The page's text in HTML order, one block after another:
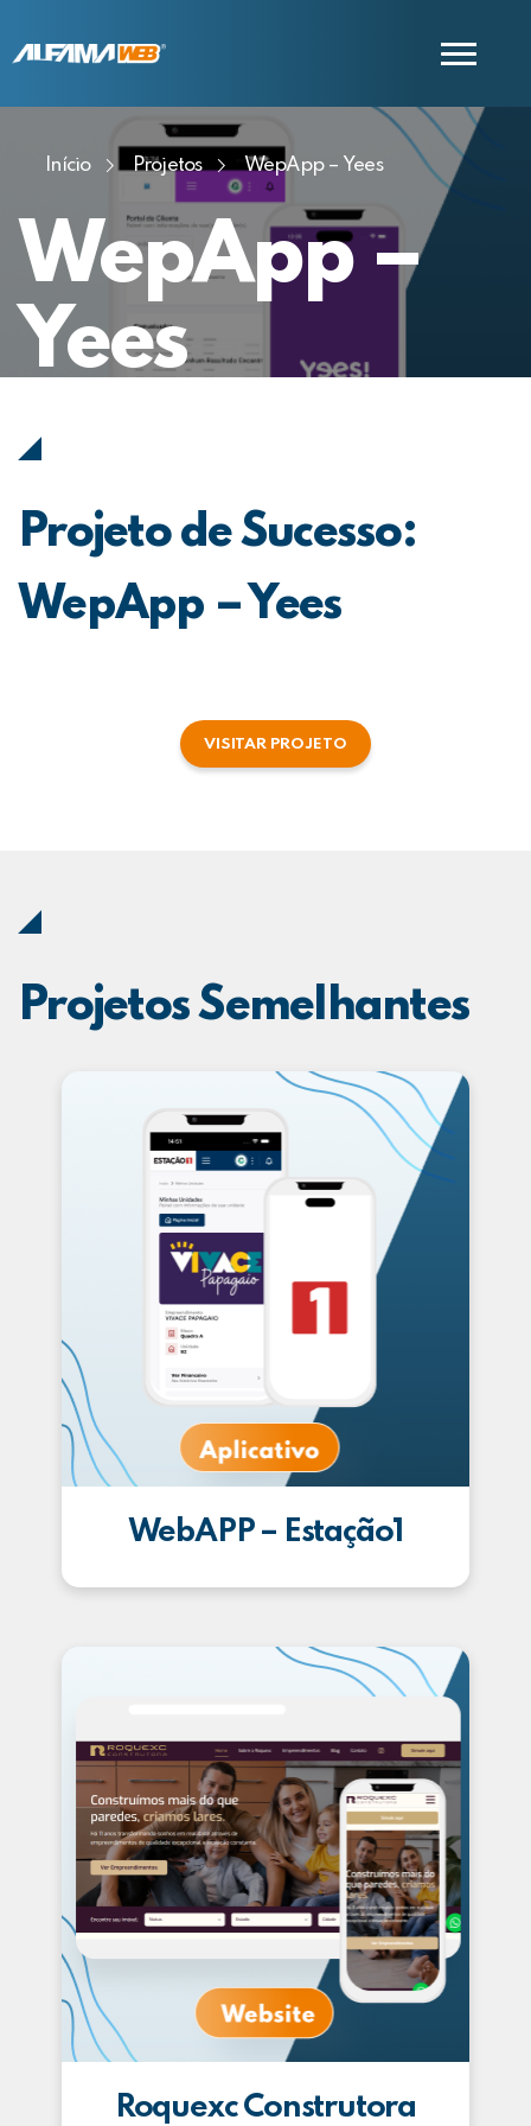
COMERCIAL
SUPORTE
Início Projetos WepApp – Yees
WepApp –
Yees
Projeto de Sucesso:
WepApp – Yees
VISITAR PROJETO
Projetos Semelhantes
WebAPP – Estação1
Roquexc Construtora